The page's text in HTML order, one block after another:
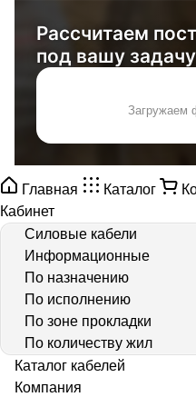
Рассчитаем
под вашу задачу
Загружаем
Главная Каталог
Кабинет
Силовые кабели
Информационные
По назначению
По исполнению
По зоне прокладки
По количеству жил
Каталог кабелей
Компания